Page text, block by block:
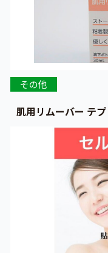
その他
肌用リムーバー テ